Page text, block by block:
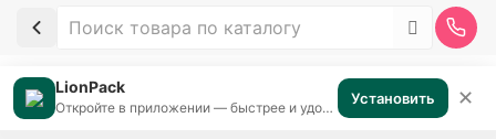
LionPack
Откройте в приложении — быстрее и удобнее Установить ✕